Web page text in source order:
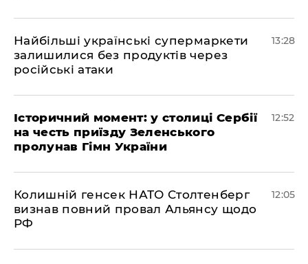
Найбільші українські супермаркети
залишилися без продуктів через
російські атаки
13:28
Історичний момент: у столиці Сербії
на честь приїзду Зеленського
пролунав Гімн України
12:52
Колишній генсек НАТО Столтенберг
визнав повний провал Альянсу щодо
РФ
12:05